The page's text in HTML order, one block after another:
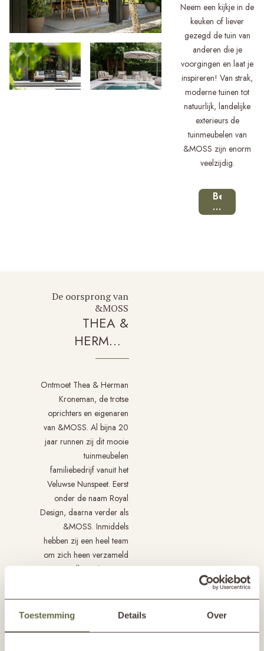
Toestemming Details Over
Neem een kijkje in de
keuken of liever
gezegd de tuin van
anderen die je
voorgingen en laat je
inspireren! Van strak,
moderne tuinen tot
natuurlijk, landelijke
exterieurs de
tuinmeubelen van
&MOSS zijn enorm
veelzijdig.
Bekijk
onze
projecten
De oorsprong van
&MOSS
THEA &
HERMAN
KRONEMAN
Ontmoet Thea & Herman
Kroneman, de trotse
oprichters en eigenaren
van &MOSS. Al bijna 20
jaar runnen zij dit mooie
tuinmeubelen
familiebedrijf vanuit het
Veluwse Nunspeet. Eerst
onder de naam Royal
Design, daarna verder als
&MOSS. Inmiddels
hebben zij een heel team
om zich heen verzameld
van net zulke enthousiaste
zij dagelijks aan het
ontwerpen, produceren,